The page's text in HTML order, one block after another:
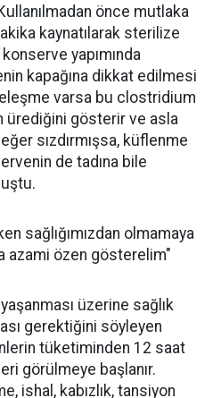
önce mutlaka
kaynatılarak sterilize
yapımında
kapağına dikkat edilmesi
varsa bu clostridium
ürediğini gösterir ve asla
sızdırmışsa, küflenme
de tadına bile
sağlığımızdan olmamaya
azami özen gösterelim"
üzerine sağlık
gerektiğini söyleyen
tüketiminden 12 saat
görülmeye başlanır.
ishal, kabızlık, tansiyon